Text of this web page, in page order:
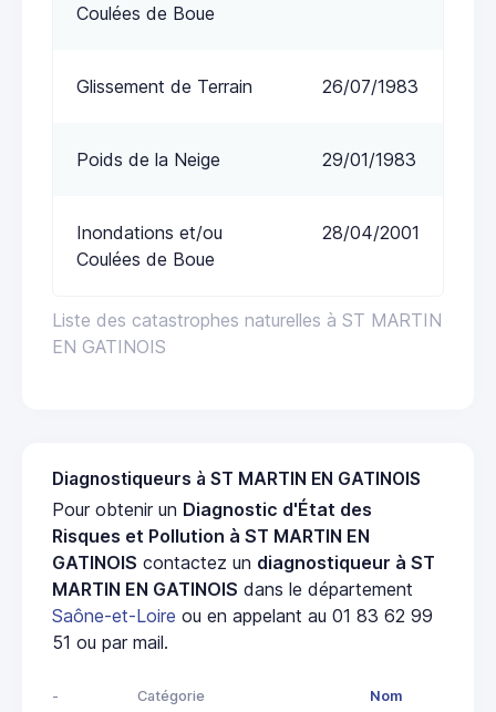
Liste des catastrophes naturelles à ST MARTIN
EN GATINOIS
Coulées de Boue
Glissement de Terrain 26/07/1983
Poids de la Neige 29/01/1983
Inondations et/ou
Coulées de Boue
28/04/2001
Diagnostiqueurs à ST MARTIN EN GATINOIS
Pour obtenir un Diagnostic d'État des
Risques et Pollution à ST MARTIN EN
GATINOIS contactez un diagnostiqueur à ST
MARTIN EN GATINOIS dans le département
Saône-et-Loire ou en appelant au 01 83 62 99
51 ou par mail.
- Catégorie Nom